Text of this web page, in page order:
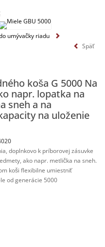
umývačky riadu
koša G 5000 Na
napr. lopatka na
sneh a na
na uloženie
doplnkovo k príborovej zásuvke
ako napr. metlička na sneh.
koši flexibilne umiestniť
od generácie 5000